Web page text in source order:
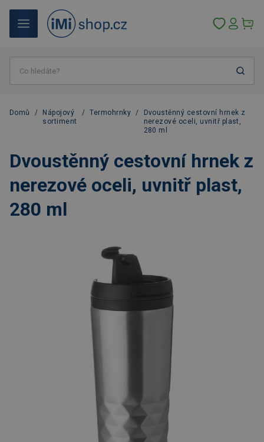
Domů /
Nápojový
sortiment
/ Termohrnky /
Dvoustěnný cestovní hrnek z
nerezové oceli, uvnitř plast,
280 ml
Dvoustěnný cestovní hrnek z
nerezové oceli, uvnitř plast,
280 ml